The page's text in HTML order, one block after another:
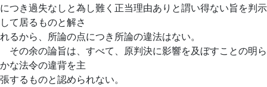
につき過失なしと為し難く正当理由ありと謂い得ない旨を判示
して居るものと解さ
れるから、所論の点につき所論の違法はない。
その余の論旨は、すべて、原判決に影響を及ぼすことの明ら
かな法令の違背を主
張するものと認められない。